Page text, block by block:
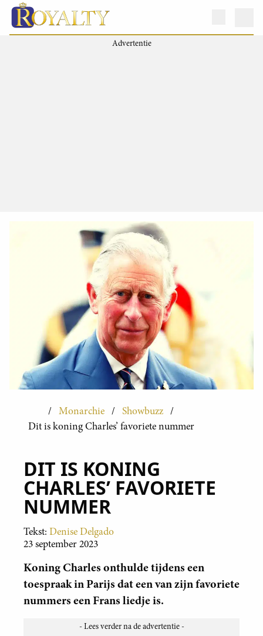
Monarchie
Showbuzz
Dit is koning Charles’ favoriete nummer
DIT IS KONING
CHARLES’ FAVORIETE
NUMMER
Tekst: Denise Delgado
23 september 2023
Koning Charles onthulde tijdens een
toespraak in Parijs dat een van zijn favoriete
nummers een Frans liedje is.